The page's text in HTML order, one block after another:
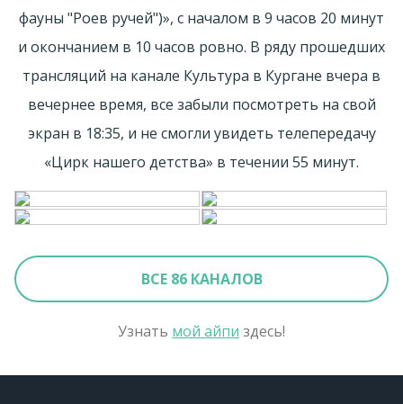
фауны "Роев ручей")», с началом в 9 часов 20 минут
и окончанием в 10 часов ровно. В ряду прошедших
трансляций на канале Культура в Кургане вчера в
вечернее время, все забыли посмотреть на свой
экран в 18:35, и не смогли увидеть телепередачу
«Цирк нашего детства» в течении 55 минут.
ВСЕ 86 КАНАЛОВ
Узнать мой айпи здесь!